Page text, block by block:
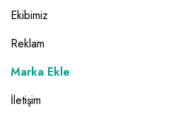
Ekibimiz
Reklam
Marka Ekle
İletişim